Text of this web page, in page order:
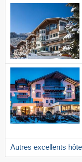
Autres excellents